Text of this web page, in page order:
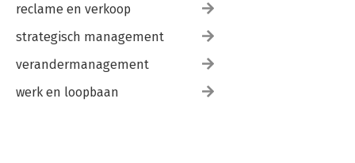
reclame en verkoop
strategisch management
verandermanagement
werk en loopbaan